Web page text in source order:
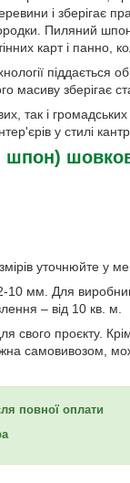
і зберігає
Пиляний
карт і панно,
піддається
зберігає
так і
у стилі
уточнюйте у
мм. Для
– від 10 кв. м.
свого проєкту.
самовивозом,
повної оплати